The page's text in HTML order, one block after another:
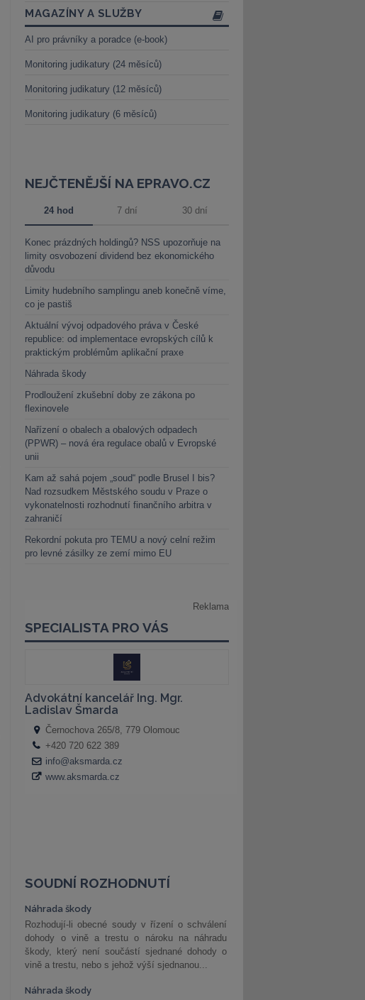
MAGAZÍNY A SLUŽBY
AI pro právníky a poradce (e-book)
Monitoring judikatury (24 měsíců)
Monitoring judikatury (12 měsíců)
Monitoring judikatury (6 měsíců)
NEJČTENĚJŠÍ NA EPRAVO.CZ
24 hod 7 dní 30 dní
Konec prázdných holdingů? NSS upozorňuje na
limity osvobození dividend bez ekonomického
důvodu
Limity hudebního samplingu aneb konečně víme,
co je pastiš
Aktuální vývoj odpadového práva v České
republice: od implementace evropských cílů k
praktickým problémům aplikační praxe
Náhrada škody
Prodloužení zkušební doby ze zákona po
flexinovele
Nařízení o obalech a obalových odpadech
(PPWR) – nová éra regulace obalů v Evropské
unii
Kam až sahá pojem „soud“ podle Brusel I bis?
Nad rozsudkem Městského soudu v Praze o
vykonatelnosti rozhodnutí finančního arbitra v
zahraničí
Rekordní pokuta pro TEMU a nový celní režim
pro levné zásilky ze zemí mimo EU
SOUDNÍ ROZHODNUTÍ
Náhrada škody
Rozhodují-li obecné soudy v řízení o schválení
dohody o vině a trestu o nároku na náhradu
škody, který není součástí sjednané dohody o
vině a trestu, nebo s jehož výší sjednanou...
Náhrada škody